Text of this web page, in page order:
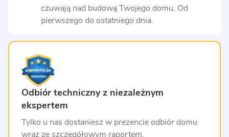
czuwają nad budową Twojego domu. Od
pierwszego do ostatniego dnia.
Odbiór techniczny z niezależnym
ekspertem
Tylko u nas dostaniesz w prezencie odbiór domu
wraz ze szczegółowym raportem.